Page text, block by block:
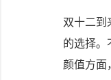
双十二到
的选择。
颜值方面